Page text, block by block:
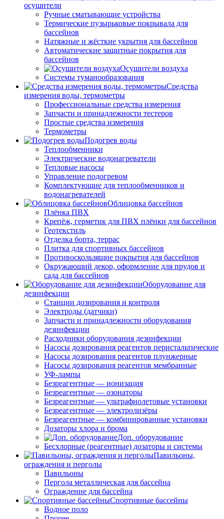
осушители
Ручные сматывающие устройства
Термические пузырьковые покрывала для
бассейнов
Натяжные и жёсткие укрытия для бассейнов
Автоматические защитные покрытия для
бассейнов
Осушители воздуха
Системы туманообразования
Средства
измерения воды, термометры
Профессиональные средства измерения
Запчасти и принадлежности тестеров
Простые средства измерения
Термометры
Подогрев воды
Теплообменники
Электрические водонагреватели
Тепловые насосы
Управление подогревом
Комплектующие для теплообменников и
водонагревателей
Облицовка бассейнов
Плёнка ПВХ
Крепёж, герметик для ПВХ плёнки для бассейнов
Геотекстиль
Отделка борта, террас
Плитка для спортивных бассейнов
Противоскользящие покрытия для бассейнов
Окружающий декор, оформление для прудов и
сада для бассейнов
Оборудование для
дезинфекции
Станции дозирования и контроля
Электроды (датчики)
Запчасти и принадлежности оборудования
дезинфекции
Расходники оборудования дезинфекции
Насосы дозирования реагентов перистальтические
Насосы дозирования реагентов плунжерные
Насосы дозирования реагентов мембранные
УФ-лампы
Безреагентные — ионизация
Безреагентные — озонаторы
Безреагентные — ультрафиолетовые установки
Безреагентные — электролизёры
Безреагентные — комбинированные установки
Дозаторы хлора и брома
Доп. оборудование
Бесхлорные (реагентные) дозаторы и системы
Павильоны,
ограждения и перголы
Павильоны
Пергола металлическая для бассейна
Ограждение для бассейна
Спортивные бассейны
Водное поло